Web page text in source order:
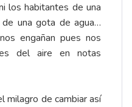
los habitantes de una
una gota de agua…
engañan pues nos
del aire en notas
milagro de cambiar así